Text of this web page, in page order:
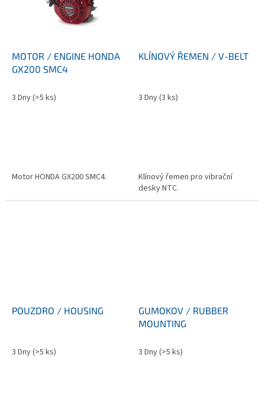
MOTOR / ENGINE HONDA
GX200 SMC4
3 Dny(>5 ks)
Motor HONDA GX200 SMC4.
KLÍNOVÝ ŘEMEN / V-BELT
3 Dny(3 ks)
Klínový řemen pro vibrační
desky NTC.
POUZDRO / HOUSING
3 Dny(>5 ks)
GUMOKOV / RUBBER
MOUNTING
3 Dny(>5 ks)